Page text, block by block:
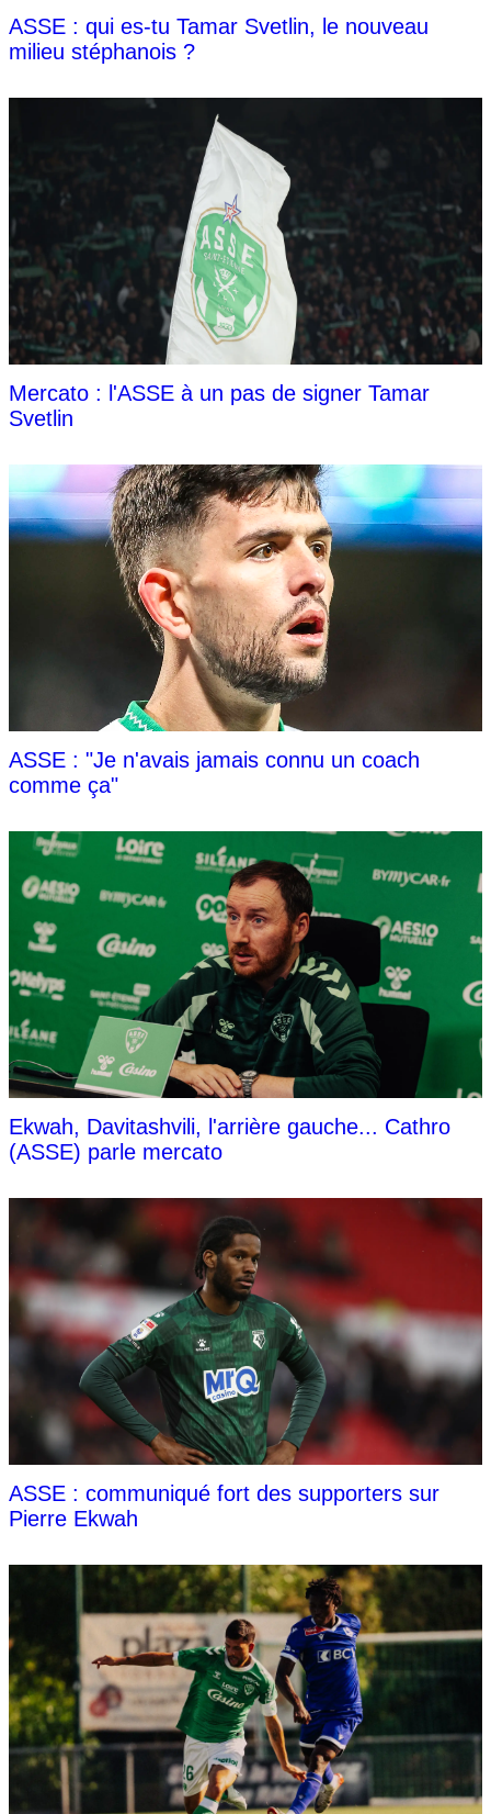
ASSE : qui es-tu Tamar Svetlin, le nouveau
milieu stéphanois ?
Mercato : l'ASSE à un pas de signer Tamar
Svetlin
ASSE : "Je n'avais jamais connu un coach
comme ça"
Ekwah, Davitashvili, l'arrière gauche... Cathro
(ASSE) parle mercato
ASSE : communiqué fort des supporters sur
Pierre Ekwah